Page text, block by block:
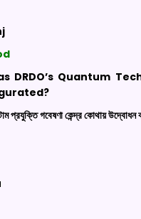
DRDO’s Quantum
প্রযুক্তি গবেষণা কেন্দ্র কোথায় উদ্বোধন